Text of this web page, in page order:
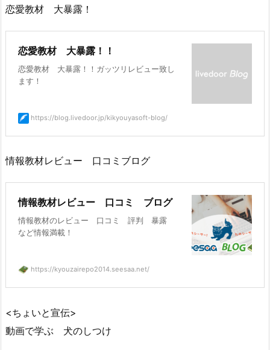
恋愛教材 大暴露！
恋愛教材 大暴露！！
恋愛教材 大暴露！！ガッツリレビュー致し
ます！
https://blog.livedoor.jp/kikyouyasoft-blog/
情報教材レビュー 口コミブログ
情報教材レビュー 口コミ ブログ
情報教材のレビュー 口コミ 評判 暴露
など情報満載！
https://kyouzairepo2014.seesaa.net/
<ちょいと宣伝>
動画で学ぶ 犬のしつけ